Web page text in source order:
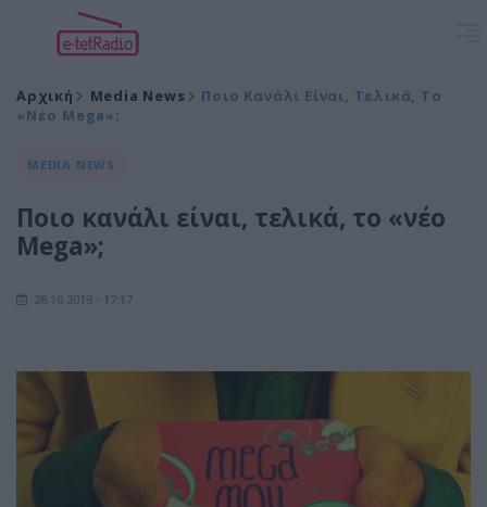
Αρχική Media News
Ποιο Κανάλι Είναι, Τελικά, Το
«νέο Mega»;
MEDIA NEWS
Ποιο κανάλι είναι, τελικά, το «νέο
Mega»;
28.10.2019 - 17:17